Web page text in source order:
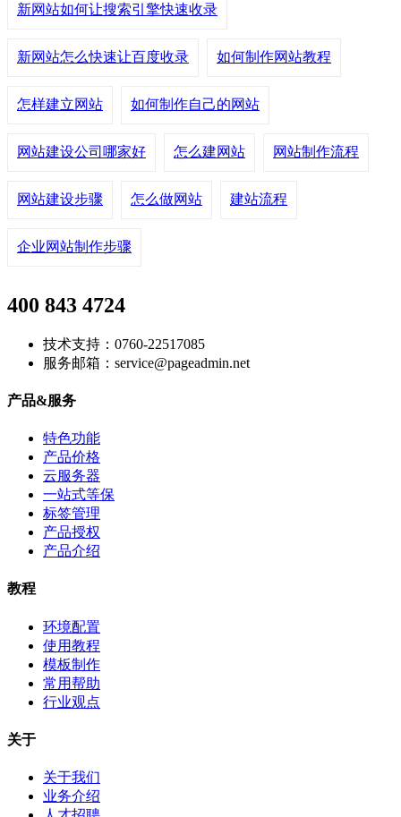
新网站如何让搜索引擎快速收录
新网站怎么快速让百度收录 如何制作网站教程
怎样建立网站 如何制作自己的网站
网站建设公司哪家好 怎么建网站 网站制作流程
网站建设步骤 怎么做网站 建站流程
企业网站制作步骤
400 843 4724
技术支持：0760-22517085
服务邮箱：service@pageadmin.net
产品&服务
特色功能
产品价格
云服务器
一站式等保
标签管理
产品授权
产品介绍
教程
环境配置
使用教程
模板制作
常用帮助
行业观点
关于
关于我们
业务介绍